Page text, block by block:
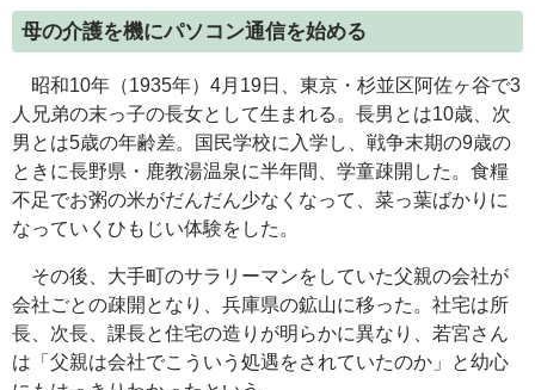
母の介護を機にパソコン通信を始める
昭和10年（1935年）4月19日、東京・杉並区阿佐ヶ谷で3
人兄弟の末っ子の長女として生まれる。長男とは10歳、次
男とは5歳の年齢差。国民学校に入学し、戦争末期の9歳の
ときに長野県・鹿教湯温泉に半年間、学童疎開した。食糧
不足でお粥の米がだんだん少なくなって、菜っ葉ばかりに
なっていくひもじい体験をした。
その後、大手町のサラリーマンをしていた父親の会社が
会社ごとの疎開となり、兵庫県の鉱山に移った。社宅は所
長、次長、課長と住宅の造りが明らかに異なり、若宮さん
は「父親は会社でこういう処遇をされていたのか」と幼心